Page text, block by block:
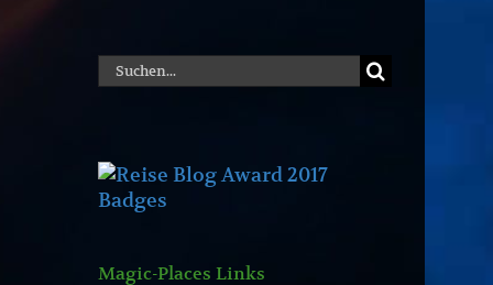
Suche
nach:
Magic-Places Links